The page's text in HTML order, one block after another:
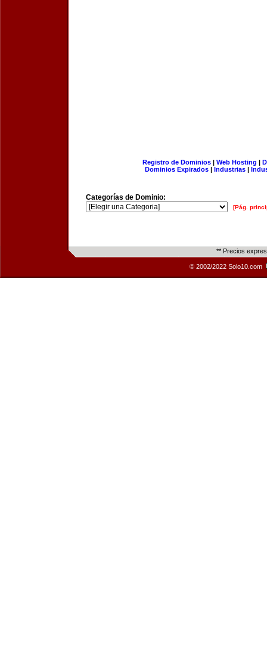
Registro de Dominios| Web Hosting |
Dominios Expirados | Industrias |
Categorías de Dominio:
[Pág.
** Precios
© 2002/2022 Solo10.com